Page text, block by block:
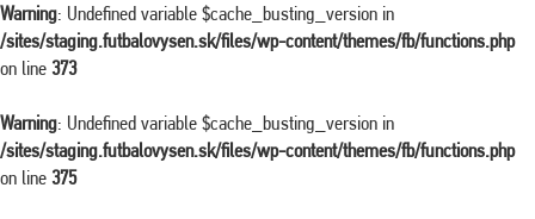
Warning: Undefined variable $cache_busting_version in
/sites/staging.futbalovysen.sk/files/wp-content/themes/fb/functions.php
on line 373
Warning: Undefined variable $cache_busting_version in
/sites/staging.futbalovysen.sk/files/wp-content/themes/fb/functions.php
on line 375